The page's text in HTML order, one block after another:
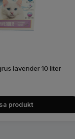
lavender 10 liter
produkt